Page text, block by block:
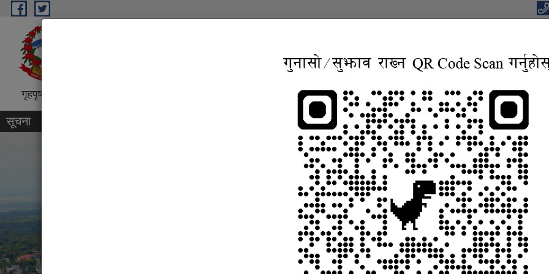
Skip to main content
“शिक्षा, स्वास्थ्य, पर्यटन तथा व्यापारिक पुर्वाधार, बहुसाँस्कृतिक, आवासिय समृद्ध शहर”
गृहपृष्ठ सूचना तथा जानकारी निर्णयहरु कानुन विद्युतिय सुशासन सेवा
सूचना